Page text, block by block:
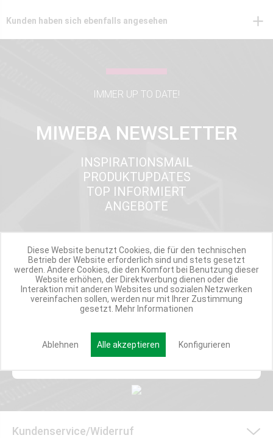
Kunden haben sich ebenfalls angesehen
IMMER UP TO DATE!
MIWEBA NEWSLETTER
INSPIRATIONSMAIL
PRODUKTUPDATES
TOP INFORMIERT
ANGEBOTE
Werde Teil der Miweba Community!
Verpasse nie wieder exklusive Newsletter-Rabatte und Aktionen
Kundenservice/Widerruf
Diese Website benutzt Cookies, die für den technischen
Betrieb der Website erforderlich sind und stets gesetzt
werden. Andere Cookies, die den Komfort bei Benutzung dieser
Website erhöhen, der Direktwerbung dienen oder die
Interaktion mit anderen Websites und sozialen Netzwerken
vereinfachen sollen, werden nur mit Ihrer Zustimmung
gesetzt. Mehr Informationen
Ablehnen Alle akzeptieren Konfigurieren